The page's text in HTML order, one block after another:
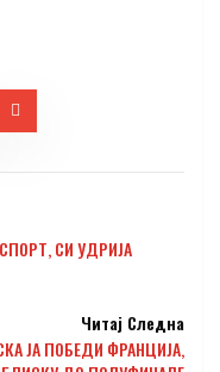
СИ УДРИЈА
Читај Следна
ЈА ПОБЕДИ ФРАНЦИЈА,